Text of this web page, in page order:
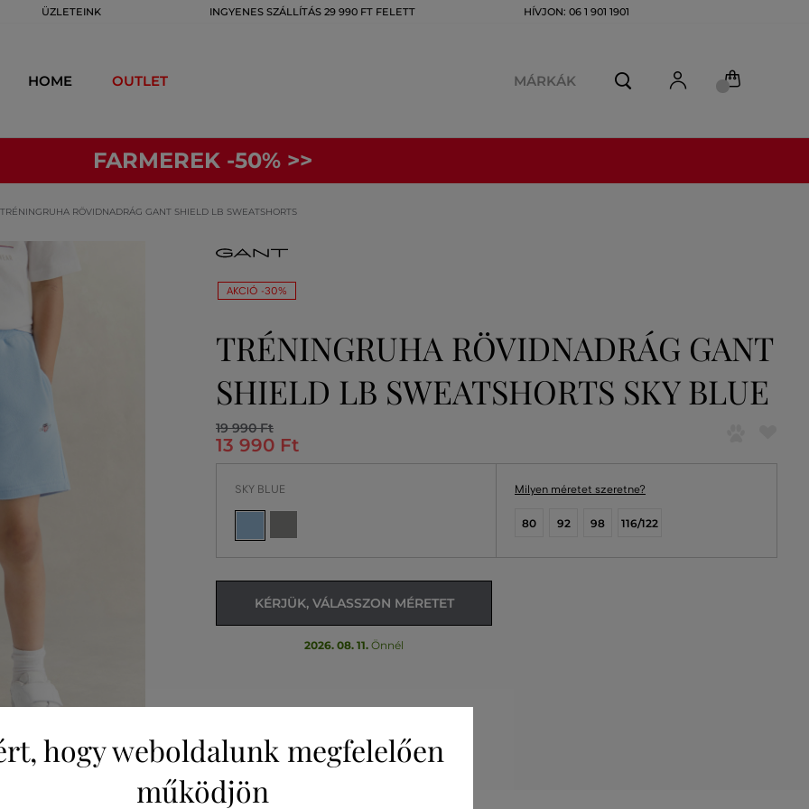
ÜZLETEINK INGYENES SZÁLLÍTÁS 29 990 FT FELETT HÍVJON: 06 1 901 1901
HOME OUTLET MÁRKÁK
FARMEREK -50% >>
TRÉNINGRUHA RÖVIDNADRÁG GANT SHIELD LB SWEATSHORTS
AKCIÓ -30%
TRÉNINGRUHA RÖVIDNADRÁG GANT
SHIELD LB SWEATSHORTS SKY BLUE
19 990 Ft
13 990 Ft
SKY BLUE Milyen méretet szeretne?
80 92 98 116/122
KÉRJÜK, VÁLASSZON MÉRETET
2026. 08. 11. Önnél
hogy weboldalunk megfelelően
működjön